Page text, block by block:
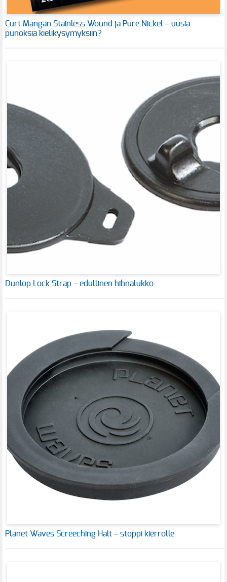
Curt Mangan Stainless Wound ja Pure Nickel – uusia
punoksia kielikysymyksiin?
Dunlop Lock Strap – edullinen hihnalukko
Planet Waves Screeching Halt – stoppi kierrolle